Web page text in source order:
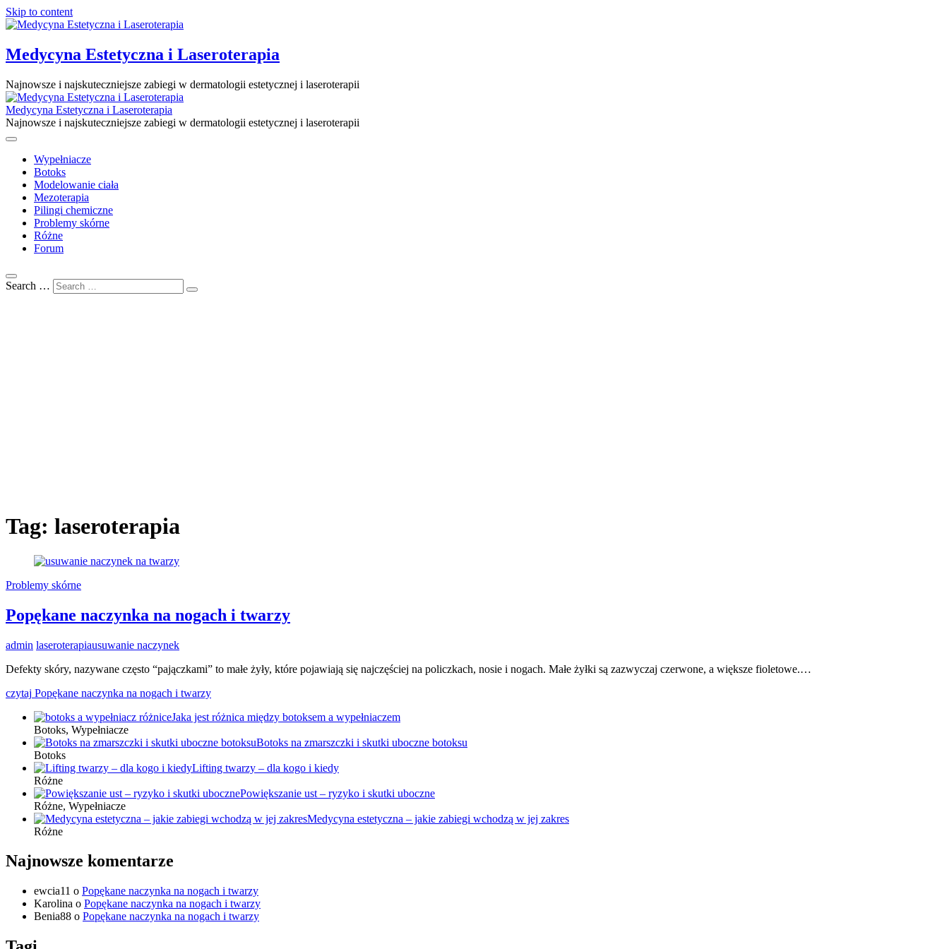
Skip to content
Medycyna Estetyczna i Laseroterapia
Najnowsze i najskuteczniejsze zabiegi w dermatologii estetycznej i laseroterapii
Medycyna Estetyczna i Laseroterapia
Najnowsze i najskuteczniejsze zabiegi w dermatologii estetycznej i laseroterapii
Wypełniacze
Botoks
Modelowanie ciała
Mezoterapia
Pilingi chemiczne
Problemy skórne
Różne
Forum
Search …
Tag: laseroterapia
Problemy skórne
Popękane naczynka na nogach i twarzy
admin laseroterapiausuwanie naczynek
Defekty skóry, nazywane często “pajączkami” to małe żyły, które pojawiają się najczęściej na policzkach, nosie i nogach. Małe żyłki są zazwyczaj czerwone, a większe fioletowe.…
czytaj Popękane naczynka na nogach i twarzy
Jaka jest różnica między botoksem a wypełniaczem
Botoks, Wypełniacze
Botoks na zmarszczki i skutki uboczne botoksu
Botoks
Lifting twarzy – dla kogo i kiedy
Różne
Powiększanie ust – ryzyko i skutki uboczne
Różne, Wypełniacze
Medycyna estetyczna – jakie zabiegi wchodzą w jej zakres
Różne
Najnowsze komentarze
ewcia11 o Popękane naczynka na nogach i twarzy
Karolina o Popękane naczynka na nogach i twarzy
Benia88 o Popękane naczynka na nogach i twarzy